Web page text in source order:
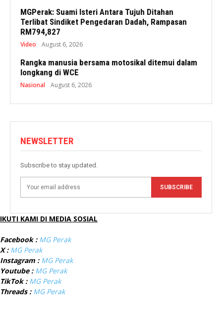
MGPerak: Suami Isteri Antara Tujuh Ditahan
Terlibat Sindiket Pengedaran Dadah, Rampasan
RM794,827
Video August 6, 2026
Rangka manusia bersama motosikal ditemui dalam
longkang di WCE
Nasional August 6, 2026
NEWSLETTER
Subscribe to stay updated.
SUBSCRIBE
IKUTI KAMI DI MEDIA SOSIAL
Facebook : MG Perak
X : MG Perak
Instagram : MG Perak
Youtube : MG Perak
TikTok : MG Perak
Threads : MG Perak